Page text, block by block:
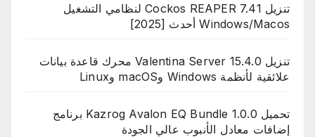
تنزيل Cockos REAPER 7.41 لنظامي التشغيل
Windows/Macos أحدث [2025]
تنزيل Valentina Server 15.4.0 محرك قاعدة بيانات
علائقية لأنظمة Windows وmacOS وLinux
تحميل Kazrog Avalon EQ Bundle 1.0.0 برنامج
إضافات معادل الأنبوب عالي الجودة